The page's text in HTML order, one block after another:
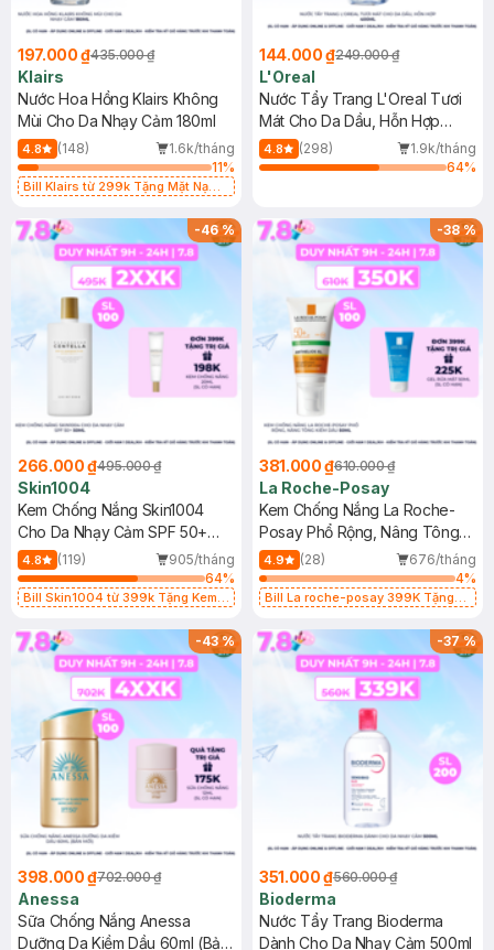
197.000 ₫435.000 ₫
Klairs
Nước Hoa Hồng Klairs Không
Mùi Cho Da Nhạy Cảm 180ml
4.8 (148)
1.6k/tháng
11%
Bill Klairs từ 299k Tặng Mặt Nạ
25ml (SL Có Hạn)
144.000 ₫249.000 ₫
L'Oreal
Nước Tẩy Trang L'Oreal Tươi
Mát Cho Da Dầu, Hỗn Hợp
400ml
4.8 (298)
1.9k/tháng
64%
-46%
266.000 ₫495.000 ₫
Skin1004
Kem Chống Nắng Skin1004
Cho Da Nhạy Cảm SPF 50+
50ml
4.8 (119)
905/tháng
64%
Bill Skin1004 từ 399k Tặng Kem
SPF 50+ 20ml (SL Có Hạn)
-38%
381.000 ₫610.000 ₫
La Roche-Posay
Kem Chống Nắng La Roche-
Posay Phổ Rộng, Nâng Tông
Kiềm Dầu 50ml
4.9 (28)
676/tháng
4%
Bill La roche-posay 399K Tặng
(SL có hạn)
-43%
398.000 ₫702.000 ₫
Anessa
Sữa Chống Nắng Anessa
Dưỡng Da Kiềm Dầu 60ml (Bản
-37%
351.000 ₫560.000 ₫
Bioderma
Nước Tẩy Trang Bioderma
Dành Cho Da Nhạy Cảm 500ml